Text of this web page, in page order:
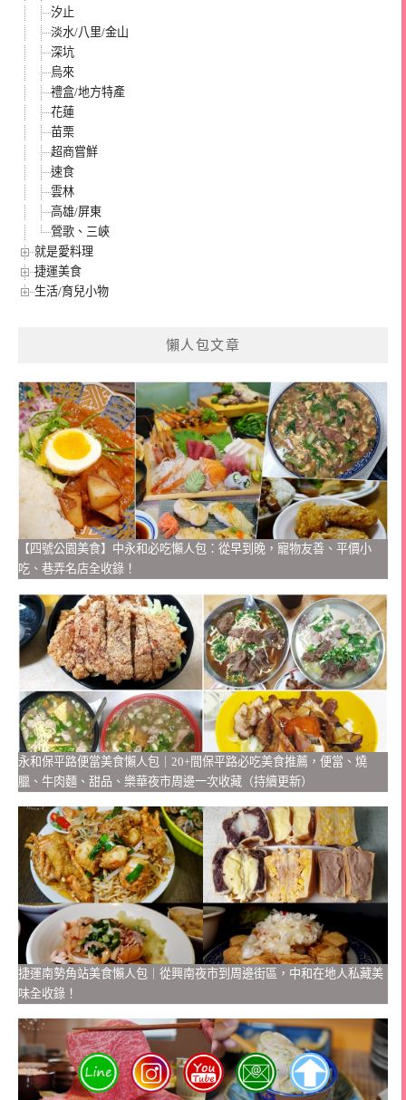
汐止
淡水/八里/金山
深坑
烏來
禮盒/地方特產
花蓮
苗栗
超商嘗鮮
速食
雲林
高雄/屏東
鶯歌、三峽
就是愛料理
捷運美食
生活/育兒小物
懶人包文章
【四號公園美食】中永和必吃懶人包：從早到晚，寵物友善、平價小
吃、巷弄名店全收錄！
永和保平路便當美食懶人包｜20+間保平路必吃美食推薦，便當、燒
臘、牛肉麵、甜品、樂華夜市周邊一次收藏（持續更新）
捷運南勢角站美食懶人包｜從興南夜市到周邊街區，中和在地人私藏美
味全收錄！